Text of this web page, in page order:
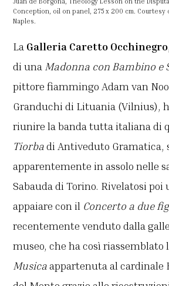
Conception, oil on panel, 275 x 200 cm. Courtesy
Naples.
La Galleria Caretto Occhinegro
di una Madonna con Bambino e
pittore fiammingo Adam van
Granduchi di Lituania (Vilnius),
riunire la banda tutta italiana di
Tiorbadi Antiveduto Gramatica,
apparentemente in assolo nelle
Sabauda di Torino. Rivelatosi
appaiare con il Concerto a due
recentemente venduto dalla
museo, che ha così riassemblato
Musicaappartenuta al cardinale